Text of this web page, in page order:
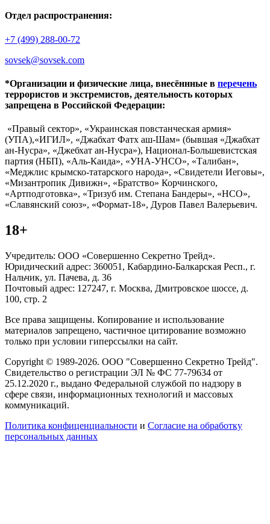
Отдел распространения:
+7 (499) 288-00-72
sovsek@sovsek.com
*Организации и физические лица, внесённные в перечень
террористов и экстремистов, деятельность которых
запрещена в Российской Федерации:
«Правый сектор», «Украинская повстанческая армия»
(УПА),«ИГИЛ», «Джабхат Фатх аш-Шам» (бывшая «Джабхат
ан-Нусра», «Джебхат ан-Нусра»), Национал-Большевистская
партия (НБП), «Аль-Каида», «УНА-УНСО», «Талибан»,
«Меджлис крымско-татарского народа», «Свидетели Иеговы»,
«Мизантропик Дивижн», «Братство» Корчинского,
«Артподготовка», «Тризуб им. Степана Бандеры», «НСО»,
«Славянский союз», «Формат-18», Дуров Павел Валерьевич.
18+
Учредитель: ООО «Совершенно Секретно Трейд».
Юридический адрес: 360051, Кабардино-Балкарская Респ., г.
Нальчик, ул. Пачева, д. 36
Почтовый адрес: 127247, г. Москва, Дмитровское шоссе, д.
100, стр. 2
Все права защищены. Копирование и использование
материалов запрещено, частичное цитирование возможно
только при условии гиперссылки на сайт.
Copyright © 1989-2026. ООО "Совершенно Секретно Трейд".
Свидетельство о регистрации ЭЛ № ФС 77-79634 от
25.12.2020 г., выдано Федеральной службой по надзору в
сфере связи, информационных технологий и массовых
коммуникаций.
Политика конфиценциальности и Согласие на обработку
персональных данных